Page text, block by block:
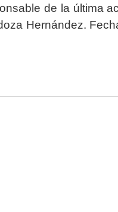
de la última
Hernández.